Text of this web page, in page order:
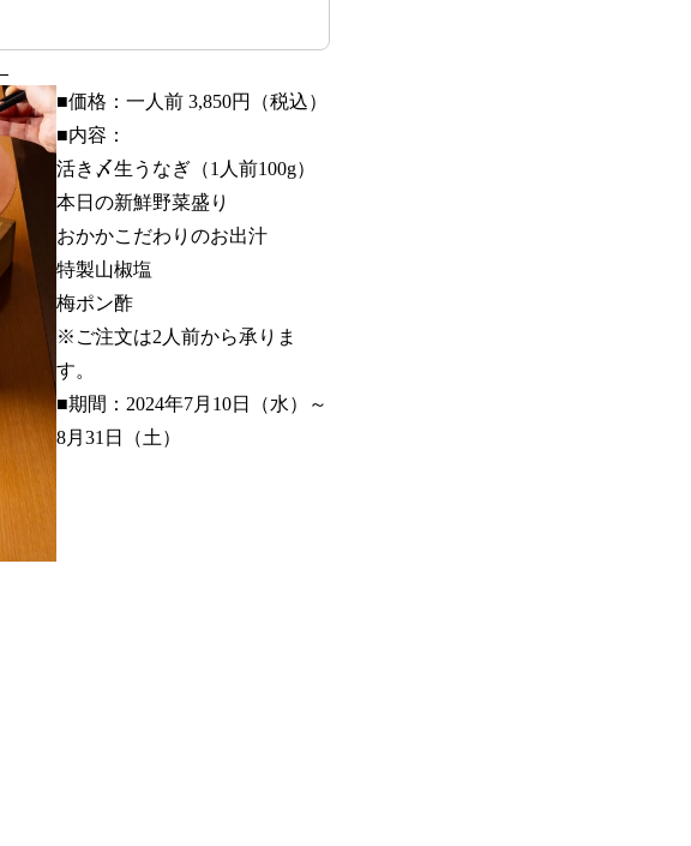
■価格：⼀⼈前 3,850円（税込）
■内容：
活き〆生うなぎ（1人前100g）
本日の新鮮野菜盛り
おかかこだわりのお出汁
特製山椒塩
梅ポン酢
※ご注⽂は2⼈前から承りま
す。
■期間：2024年7月10日（水）～
8月31日（土）